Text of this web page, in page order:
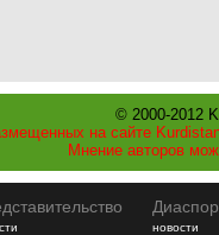
© 2000-2012
на сайте
Мнение авторов
новости